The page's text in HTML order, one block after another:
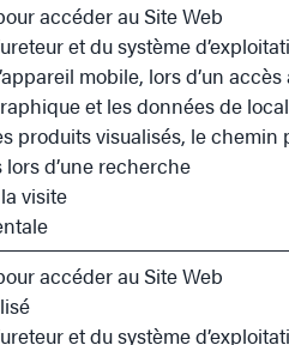
accéder au Site Web
et du système
mobile, lors d’un
et les données de
produits visualisés, le chemin
d’une recherche
visite
accéder au Site Web
et du système